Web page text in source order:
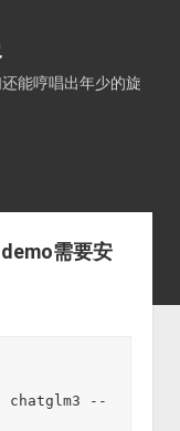
能哼唱出年少的旋
需要安
--